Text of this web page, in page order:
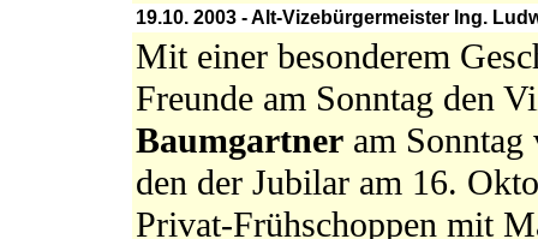
19.10. 2003 - Alt-Vizebürgermeister Ing.
Mit einer besonderem
Freunde am Sonntag den
Baumgartner am
den der Jubilar am 16.
Privat-Frühschoppen mit